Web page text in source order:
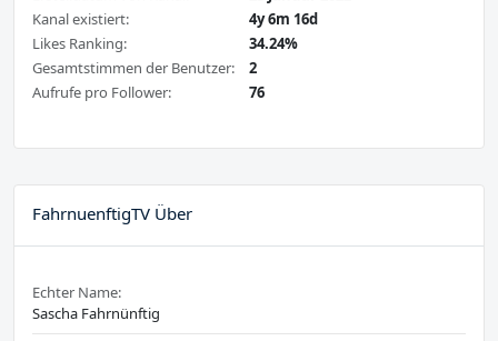
Kanal existiert:
4y 6m 16d
Likes Ranking:
34.24%
Gesamtstimmen der Benutzer:
2
Aufrufe pro Follower:
76
FahrnuenftigTV Über
Echter Name:
Sascha Fahrnünftig